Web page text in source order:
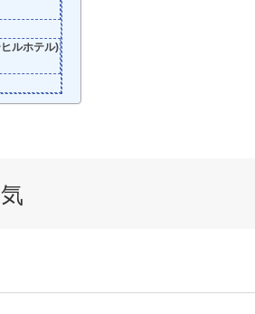
ルホテル)